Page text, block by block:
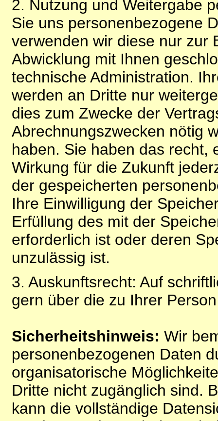
2. Nutzung und Weitergabe
Sie uns personenbezogene
verwenden wir diese nur zur
Abwicklung mit Ihnen
technische Administration.
werden an Dritte nur
dies zum Zwecke der
Abrechnungszwecken nötig
haben. Sie haben das recht,
Wirkung für die Zukunft
der gespeicherten
Ihre Einwilligung der
Erfüllung des mit der
erforderlich ist oder deren
unzulässig ist.
3. Auskunftsrecht: Auf
gern über die zu Ihrer
Sicherheitshinweis: Wir
personenbezogenen Daten
organisatorische
Dritte nicht zugänglich sind.
kann die vollständige